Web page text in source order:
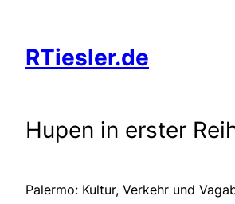
springen
RTiesler.de
Hupen in erster
Palermo: Kultur, Verkehr und